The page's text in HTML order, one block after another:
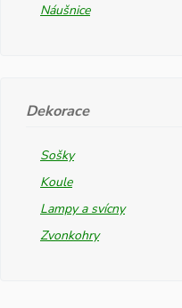
Náušnice
Dekorace
Sošky
Koule
Lampy a svícny
Zvonkohry